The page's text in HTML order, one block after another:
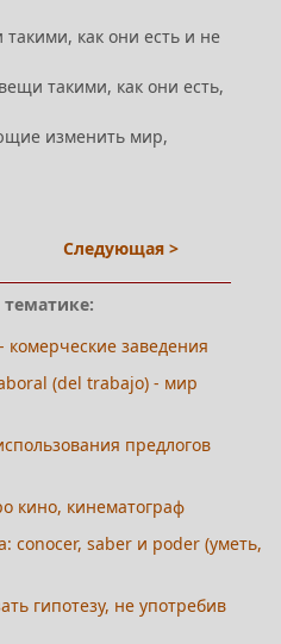
как они есть и не
такими, как они есть,
изменить мир,
Следующая >
комерческие заведения
(del trabajo) - мир
предлогов
кино, кинематограф
conocer, saber и poder (уметь,
гипотезу, не употребив